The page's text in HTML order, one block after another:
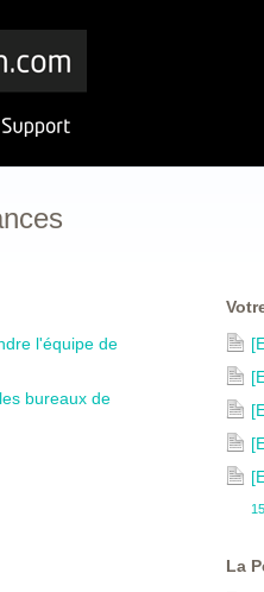
l'équipe de
bureaux de
La